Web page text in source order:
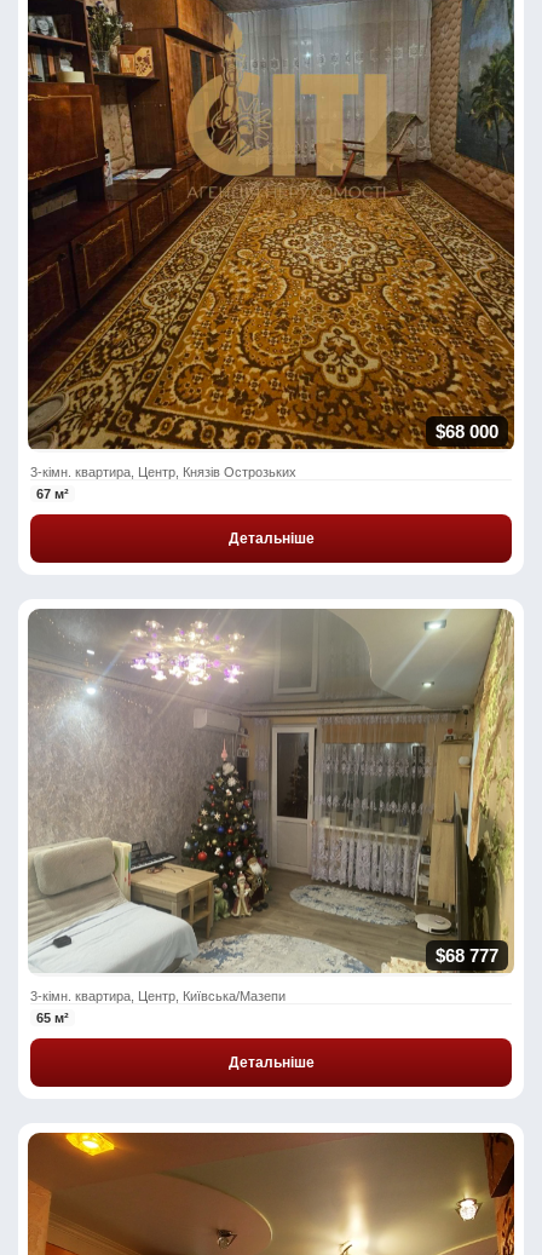
$68 000
3-кімн. квартира, Центр, Князів Острозьких
67 м²
Детальніше
$68 777
3-кімн. квартира, Центр, Київська/Мазепи
65 м²
Детальніше